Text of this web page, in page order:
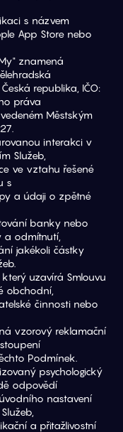
s názvem
App Store nebo
znamená
republika, IČO:
práva
Městským
interakci v
Služeb,
ve vztahu řešené
s
a údaji o zpětné
banky nebo
a odmítnutí,
jakékoli částky
který uzavírá Smlouvu
obchodní,
činnosti nebo
vzorový reklamační
Podmínek.
psychologický
odpovědí
nastavení
a přitažlivostní